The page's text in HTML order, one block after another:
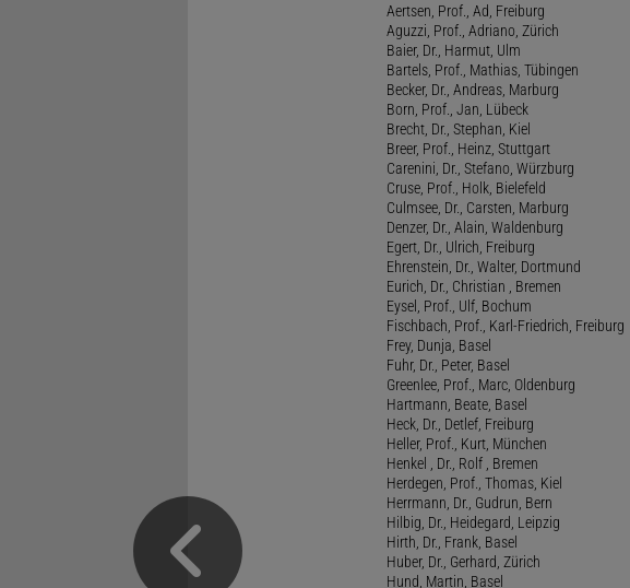
Aertsen, Prof., Ad, Freiburg
Aguzzi, Prof., Adriano, Zürich
Baier, Dr., Harmut, Ulm
Bartels, Prof., Mathias, Tübingen
Becker, Dr., Andreas, Marburg
Born, Prof., Jan, Lübeck
Brecht, Dr., Stephan, Kiel
Breer, Prof., Heinz, Stuttgart
Carenini, Dr., Stefano, Würzburg
Cruse, Prof., Holk, Bielefeld
Culmsee, Dr., Carsten, Marburg
Denzer, Dr., Alain, Waldenburg
Egert, Dr., Ulrich, Freiburg
Ehrenstein, Dr., Walter, Dortmund
Eurich, Dr., Christian , Bremen
Eysel, Prof., Ulf, Bochum
Fischbach, Prof., Karl-Friedrich, Freiburg
Frey, Dunja, Basel
Fuhr, Dr., Peter, Basel
Greenlee, Prof., Marc, Oldenburg
Hartmann, Beate, Basel
Heck, Dr., Detlef, Freiburg
Heller, Prof., Kurt, München
Henkel , Dr., Rolf , Bremen
Herdegen, Prof., Thomas, Kiel
Herrmann, Dr., Gudrun, Bern
Hilbig, Dr., Heidegard, Leipzig
Hirth, Dr., Frank, Basel
Huber, Dr., Gerhard, Zürich
Hund, Martin, Basel